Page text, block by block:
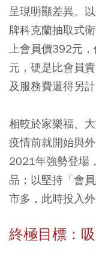
呈現明顯差異。
牌科克蘭抽取式
上會員價392元
元，硬是比會員
及服務費還得另計
相較於家樂福、
疫情前就開始與
2021年強勢登場
品；以堅持「會
市多，此時投入
終極目標：